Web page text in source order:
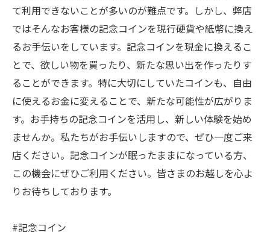
て利用できないことが多いのが難点です。しかし、弊店
ではそんなお客様の記念コインを現行硬貨や紙幣に換え
るお手伝いをしています。記念コインを現金に換えるこ
とで、欲しい物を買ったり、新たな思い出を作ったりす
ることができます。特に大切にしていたコインも、自由
に使えるお金に変えることで、新たな可能性が広がりま
す。お手持ちの記念コインを活用し、新しい体験を始め
ませんか。私たちがお手伝いしますので、ぜひ一度ご来
店ください。記念コインが眠ったままになっている方、
この機会にぜひご利用ください。皆さまのお越しを心よ
りお待ちしております。
#記念コイン